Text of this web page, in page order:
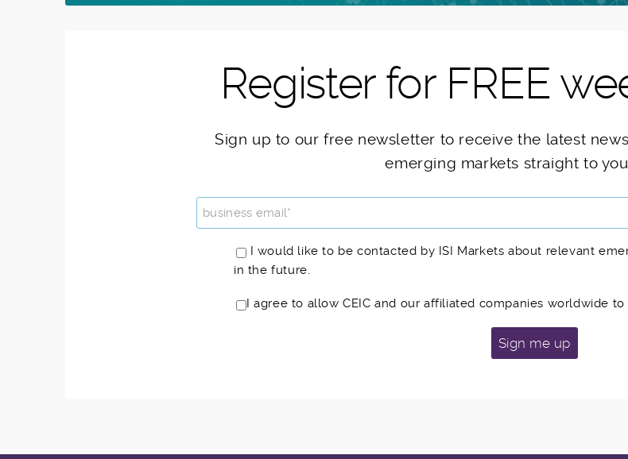
Register for FREE
Sign up to our free newsletter to receive the latest
emerging markets straight to
I would like to be contacted by ISI Markets about relevant
in the future.
I agree to allow CEIC and our affiliated companies worldwide